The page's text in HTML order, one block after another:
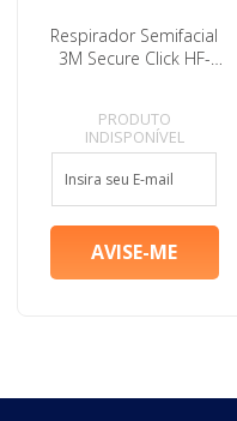
Respirador Semifacial
3M Secure Click HF-
PRODUTO
INDISPONÍVEL